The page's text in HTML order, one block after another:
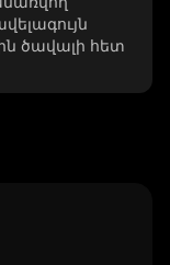
ծավալի հետ